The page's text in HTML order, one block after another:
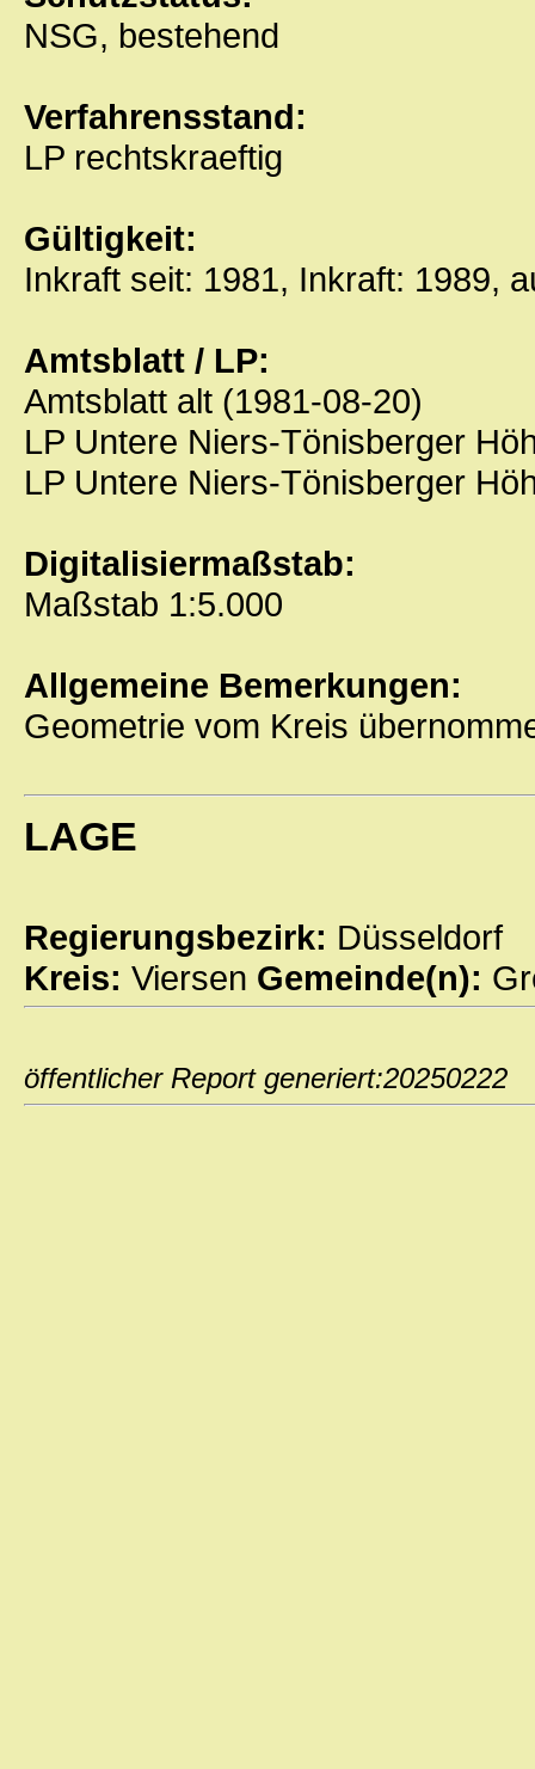
NSG, bestehend
Verfahrensstand:
LP rechtskraeftig
Gültigkeit:
Inkraft seit: 1981, Inkraft: 1989,
Amtsblatt / LP:
Amtsblatt alt (1981-08-20)
LP Untere Niers-Tönisberger
LP Untere Niers-Tönisberger
Digitalisiermaßstab:
Maßstab 1:5.000
Allgemeine Bemerkungen:
Geometrie vom Kreis
LAGE
Regierungsbezirk: Düsseldorf
Kreis: Viersen Gemeinde(n):
öffentlicher Report